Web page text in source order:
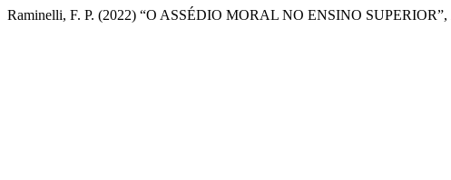
Raminelli, F. P. (2022) “O ASSÉDIO MORAL NO ENSINO SUPERIOR”,